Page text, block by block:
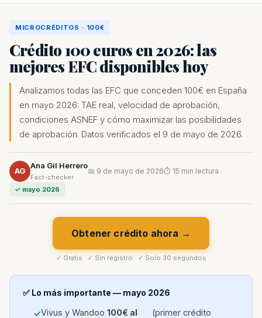
MICROCRÉDITOS · 100€
Crédito 100 euros en 2026: las
mejores EFC disponibles hoy
Analizamos todas las EFC que conceden 100€ en España
en mayo 2026: TAE real, velocidad de aprobación,
condiciones ASNEF y cómo maximizar las posibilidades
de aprobación. Datos verificados el 9 de mayo de 2026.
AG
Ana Gil Herrero
Fact-checker
📅 9 de mayo de 2026⏱ 15 min lectura
✓ mayo 2026
Obtener crédito ahora →
✓ Gratis · ✓ Sin registro · ✓ Solo 30 segundos
✅ Lo más importante — mayo 2026
Vivus y Wandoo 100€ al
(primer crédito